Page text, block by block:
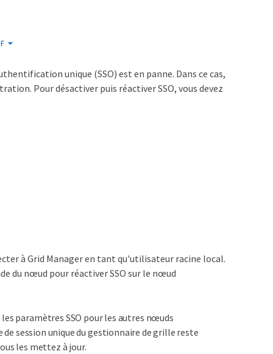
unique (SSO) est en panne. Dans ce cas,
Pour désactiver puis réactiver SSO, vous devez
à Grid Manager en tant qu'utilisateur racine local.
du nœud pour réactiver SSO sur le nœud
paramètres SSO pour les autres nœuds
session unique du gestionnaire de grille reste
les mettez à jour.